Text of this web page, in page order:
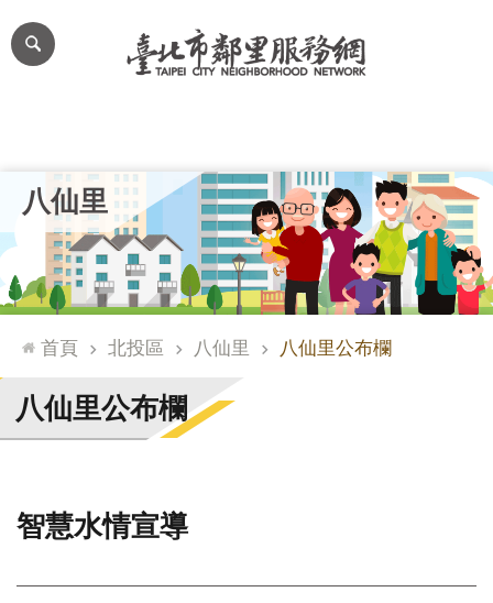
跳到主要內容區塊
網
站
台
通
臺
北
市
門
整
八仙里
首頁 北投區 八仙里 八仙里公布欄
八仙里公布欄
智慧水情宣導